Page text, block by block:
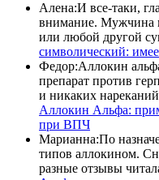
Алена:И все-таки,
внимание. Мужчина
или любой другой
символический:
Федор:Аллокин
препарат против
и никаких
Аллокин Альфа:
при ВПЧ
Марианна:По
типов аллокином.
разные отзывы